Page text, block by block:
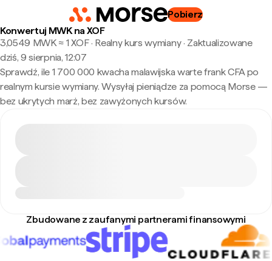
Pobierz
Konwertuj MWK na XOF
3,0549 MWK ≈ 1 XOF · Realny kurs wymiany· Zaktualizowane
dziś, 9 sierpnia, 12:07
Sprawdź, ile 1 700 000 kwacha malawijska warte frank CFA po
realnym kursie wymiany. Wysyłaj pieniądze za pomocą Morse —
bez ukrytych marż, bez zawyżonych kursów.
Zbudowane z zaufanymi partnerami finansowymi